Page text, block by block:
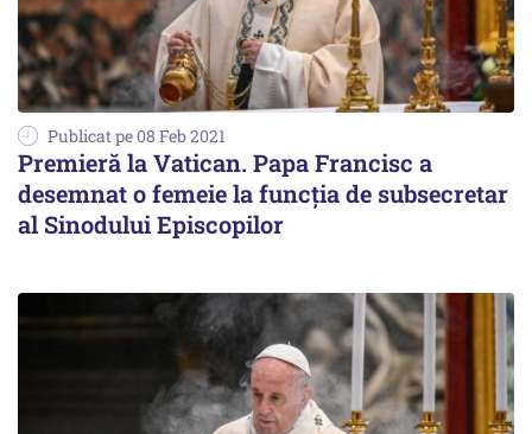
Publicat pe 08 Feb 2021
Premieră la Vatican. Papa Francisc a
desemnat o femeie la funcția de subsecretar
al Sinodului Episcopilor